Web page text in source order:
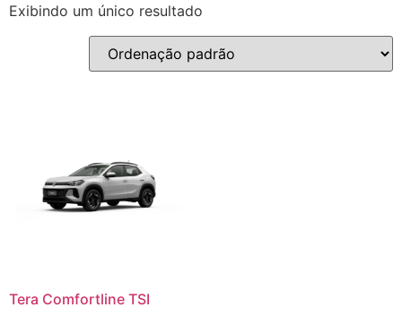
Exibindo um único resultado
Tera Comfortline TSI